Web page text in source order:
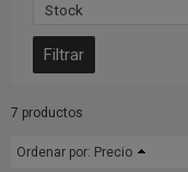
Stock
7 productos
Ordenar por: Precio